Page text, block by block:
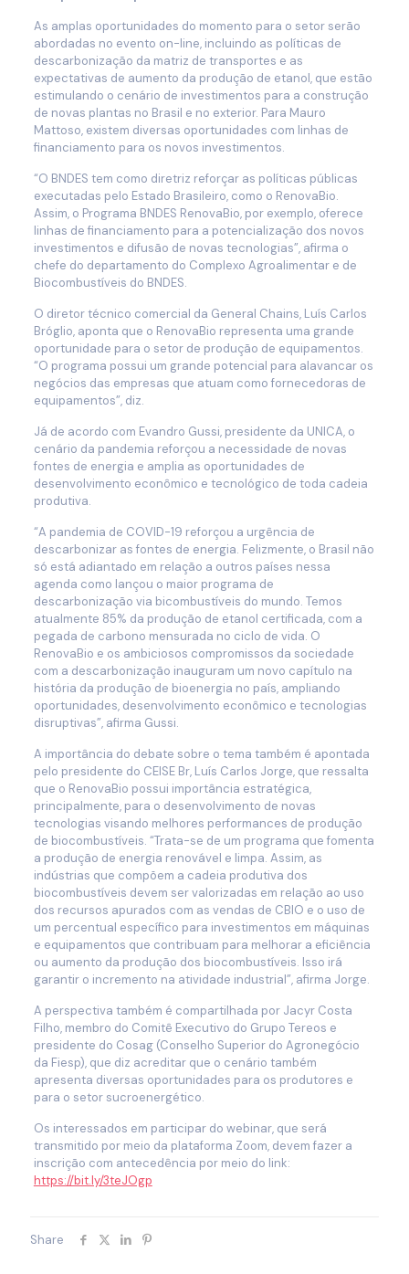
As amplas oportunidades do momento para o setor serão
abordadas no evento on-line, incluindo as políticas de
descarbonização da matriz de transportes e as
expectativas de aumento da produção de etanol, que estão
estimulando o cenário de investimentos para a construção
de novas plantas no Brasil e no exterior. Para Mauro
Mattoso, existem diversas oportunidades com linhas de
financiamento para os novos investimentos.
“O BNDES tem como diretriz reforçar as políticas públicas
executadas pelo Estado Brasileiro, como o RenovaBio.
Assim, o Programa BNDES RenovaBio, por exemplo, oferece
linhas de financiamento para a potencialização dos novos
investimentos e difusão de novas tecnologias”, afirma o
chefe do departamento do Complexo Agroalimentar e de
Biocombustíveis do BNDES.
O diretor técnico comercial da General Chains, Luís Carlos
Bróglio, aponta que o RenovaBio representa uma grande
oportunidade para o setor de produção de equipamentos.
“O programa possui um grande potencial para alavancar os
negócios das empresas que atuam como fornecedoras de
equipamentos”, diz.
Já de acordo com Evandro Gussi, presidente da UNICA, o
cenário da pandemia reforçou a necessidade de novas
fontes de energia e amplia as oportunidades de
desenvolvimento econômico e tecnológico de toda cadeia
produtiva.
“A pandemia de COVID-19 reforçou a urgência de
descarbonizar as fontes de energia. Felizmente, o Brasil não
só está adiantado em relação a outros países nessa
agenda como lançou o maior programa de
descarbonização via bicombustíveis do mundo. Temos
atualmente 85% da produção de etanol certificada, com a
pegada de carbono mensurada no ciclo de vida. O
RenovaBio e os ambiciosos compromissos da sociedade
com a descarbonização inauguram um novo capítulo na
história da produção de bioenergia no país, ampliando
oportunidades, desenvolvimento econômico e tecnologias
disruptivas”, afirma Gussi.
A importância do debate sobre o tema também é apontada
pelo presidente do CEISE Br, Luís Carlos Jorge, que ressalta
que o RenovaBio possui importância estratégica,
principalmente, para o desenvolvimento de novas
tecnologias visando melhores performances de produção
de biocombustíveis. “Trata-se de um programa que fomenta
a produção de energia renovável e limpa. Assim, as
indústrias que compõem a cadeia produtiva dos
biocombustíveis devem ser valorizadas em relação ao uso
dos recursos apurados com as vendas de CBIO e o uso de
um percentual específico para investimentos em máquinas
e equipamentos que contribuam para melhorar a eficiência
ou aumento da produção dos biocombustíveis. Isso irá
garantir o incremento na atividade industrial”, afirma Jorge.
A perspectiva também é compartilhada por Jacyr Costa
Filho, membro do Comitê Executivo do Grupo Tereos e
presidente do Cosag (Conselho Superior do Agronegócio
da Fiesp), que diz acreditar que o cenário também
apresenta diversas oportunidades para os produtores e
para o setor sucroenergético.
Os interessados em participar do webinar, que será
transmitido por meio da plataforma Zoom, devem fazer a
inscrição com antecedência por meio do link:
https://bit.ly/3teJOgp
Share